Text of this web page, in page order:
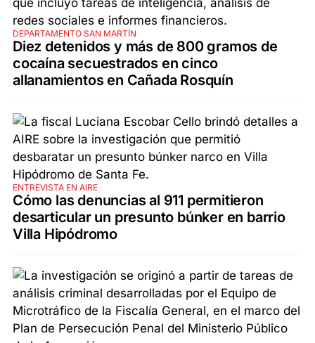
DEPARTAMENTO SAN MARTÍN
Diez detenidos y más de 800 gramos de
cocaína secuestrados en cinco
allanamientos en Cañada Rosquín
ENTREVISTA EN AIRE
Cómo las denuncias al 911 permitieron
desarticular un presunto búnker en barrio
Villa Hipódromo